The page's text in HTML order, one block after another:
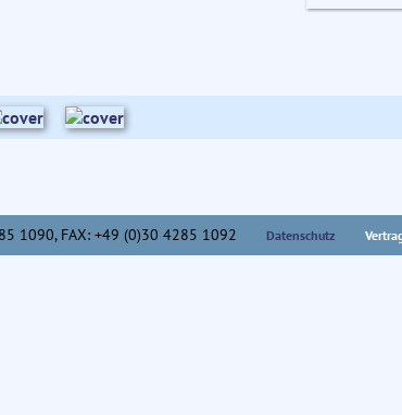
1090, FAX: +49 (0)30 4285 1092 Datenschutz